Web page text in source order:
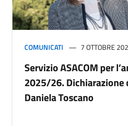
COMUNICATI 7 OTTOBRE
Servizio ASACOM per
2025/26. Dichiarazione
Daniela Toscano